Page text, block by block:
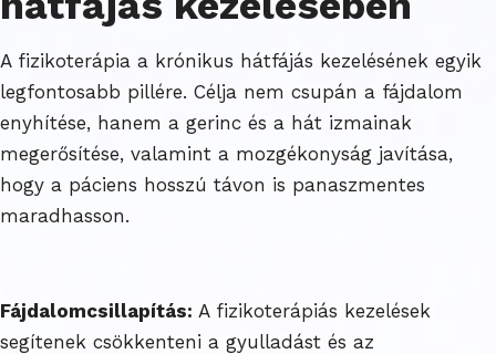
A fizikoterápia a krónikus hátfájás kezelésének egyik
legfontosabb pillére. Célja nem csupán a fájdalom
enyhítése, hanem a gerinc és a hát izmainak
megerősítése, valamint a mozgékonyság javítása,
hogy a páciens hosszú távon is panaszmentes
maradhasson.
Fájdalomcsillapítás: A fizikoterápiás kezelések
segítenek csökkenteni a gyulladást és az